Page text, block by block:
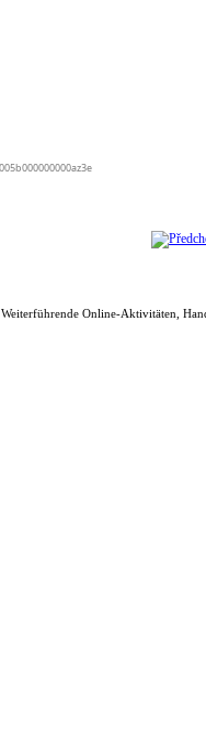
Weiterführende Online-Aktivitäten,